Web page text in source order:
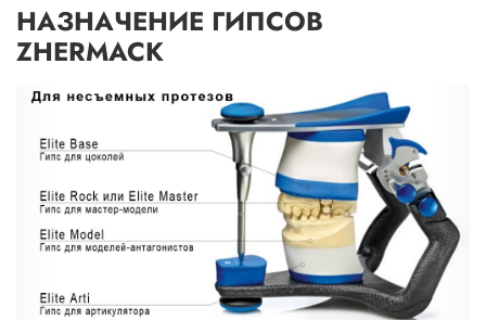
НАЗНАЧЕНИЕ ГИПСОВ
ZHERMACK